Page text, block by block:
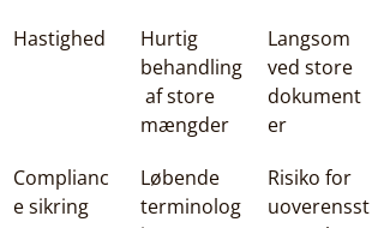
Hastighed
Hurtig
behandling
af store
mængder
Langsom
ved store
dokument
er
Complianc
e sikring
Løbende
terminolog
Risiko for
uoverensst